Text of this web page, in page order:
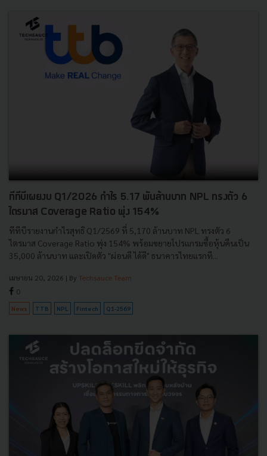
ทีทีบีเผยงบ Q1/2026 กำไร 5.17 พันล้านบาท NPL ทรงตัว 6
ไตรมาส Coverage Ratio พุ่ง 154%
ทีทีบีรายงานกำไรสุทธิ Q1/2569 ที่ 5,170 ล้านบาท NPL ทรงตัว 6
ไตรมาส Coverage Ratio พุ่ง 154% พร้อมขยายโปรแกรมซื้อหุ้นคืนเป็น
35,000 ล้านบาท และเปิดตัว "ผ่อนดี ได้ดี" ธนาคารไทยแรกที...
เมษายน 20, 2026 | By Techsauce Team
0
News TTB NPL Fintech Q1-2569